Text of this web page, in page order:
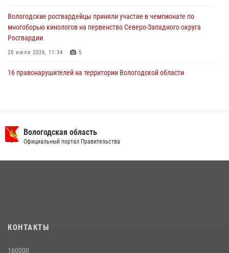
Вологодские росгвардейцы приняли участие в чемпионате по
многоборью кинологов на первенство Северо-Западного округа
Росгвардии
20 июля 2026, 11:34 5
16 правонарушителей на территории Вологодской области
В Великом Устюге росгвардейцы задержали мужчин, устроивших
стрельбу
взаимодействие по профилактике мошенничеств
Вологодская область
Официальный портал Правительства
КОНТАКТЫ
160000